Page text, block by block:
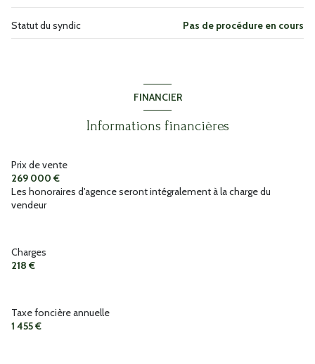
Statut du syndic Pas de procédure en cours
FINANCIER
Informations financières
Prix de vente
269 000 €
Les honoraires d'agence seront intégralement à la charge du
vendeur
Charges
218 €
Taxe foncière annuelle
1 455 €